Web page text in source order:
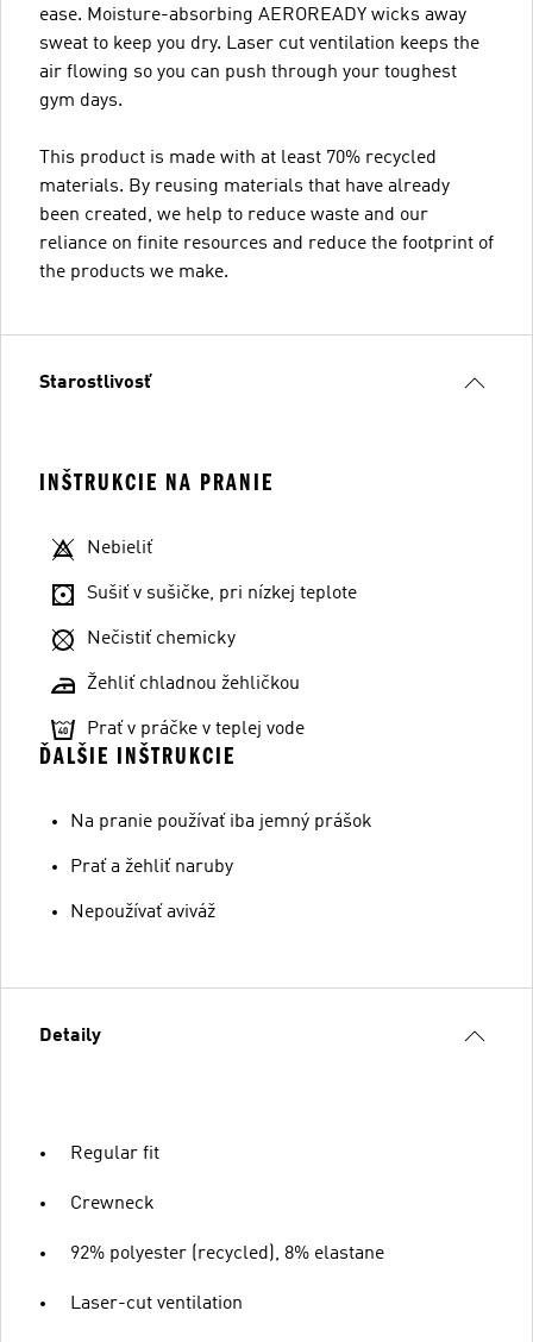
ease. Moisture-absorbing AEROREADY wicks away
sweat to keep you dry. Laser cut ventilation keeps the
air flowing so you can push through your toughest
gym days.
This product is made with at least 70% recycled
materials. By reusing materials that have already
been created, we help to reduce waste and our
reliance on finite resources and reduce the footprint of
the products we make.
Starostlivosť
INŠTRUKCIE NA PRANIE
Nebieliť
Sušiť v sušičke, pri nízkej teplote
Nečistiť chemicky
Žehliť chladnou žehličkou
Prať v práčke v teplej vode
ĎALŠIE INŠTRUKCIE
Na pranie používať iba jemný prášok
Prať a žehliť naruby
Nepoužívať aviváž
Detaily
Regular fit
Crewneck
92% polyester (recycled), 8% elastane
Laser-cut ventilation